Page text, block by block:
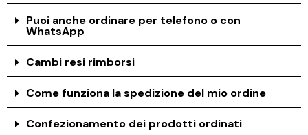
Puoi anche ordinare per telefono o con
WhatsApp
Cambi resi rimborsi
Come funziona la spedizione del mio ordine
Confezionamento dei prodotti ordinati